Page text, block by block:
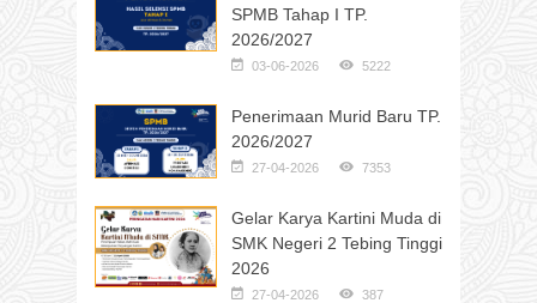
SPMB Tahap I TP.
2026/2027
03-06-2026 5222
Penerimaan Murid Baru TP.
2026/2027
27-04-2026 7353
Gelar Karya Kartini Muda di
SMK Negeri 2 Tebing Tinggi
2026
27-04-2026 387